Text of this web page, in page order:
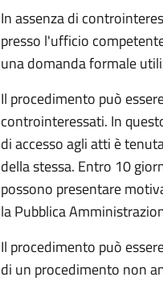
In assenza di
presso l'ufficio
una domanda formale
Il procedimento può
controinteressati. In
di accesso agli atti è
della stessa. Entro 10
possono presentare
la Pubblica
Il procedimento può
di un procedimento non